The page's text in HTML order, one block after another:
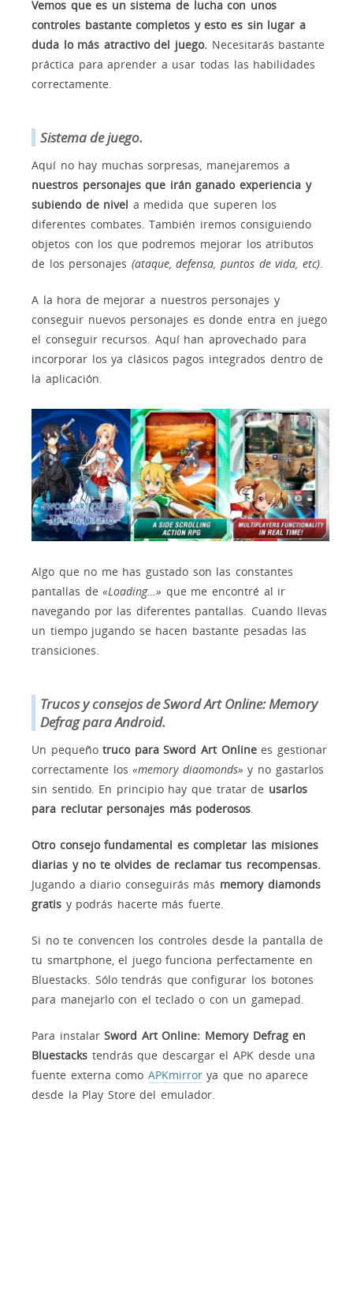
Vemos que es un sistema de lucha con unos
controles bastante completos y esto es sin lugar a
duda lo más atractivo del juego. Necesitarás bastante
práctica para aprender a usar todas las habilidades
correctamente.
Sistema de juego.
Aquí no hay muchas sorpresas, manejaremos a
nuestros personajes que irán ganado experiencia y
subiendo de nivel a medida que superen los
diferentes combates. También iremos consiguiendo
objetos con los que podremos mejorar los atributos
de los personajes (ataque, defensa, puntos de vida, etc).
A la hora de mejorar a nuestros personajes y
conseguir nuevos personajes es donde entra en juego
el conseguir recursos. Aquí han aprovechado para
incorporar los ya clásicos pagos integrados dentro de
la aplicación.
Algo que no me has gustado son las constantes
pantallas de«Loading…» que me encontré al ir
navegando por las diferentes pantallas. Cuando llevas
un tiempo jugando se hacen bastante pesadas las
transiciones.
Trucos y consejos de Sword Art Online: Memory
Defrag para Android.
Un pequeñotruco para Sword Art Onlinees gestionar
correctamente los«memory diaomonds» y no gastarlos
sin sentido. En principio hay que tratar de usarlos
para reclutar personajes más poderosos
Otro consejo fundamental es completar las misiones
diarias y no te olvides de reclamar tus recompensas.
Jugando a diario conseguirás más memory diamonds
gratis y podrás hacerte más fuerte.
Si no te convencen los controles desde la pantalla de
tu smartphone, el juego funciona perfectamente en
Bluestacks. Sólo tendrás que configurar los botones
para manejarlo con el teclado o con un gamepad.
Para instalarSword Art Online: Memory Defrag en
Bluestacks tendrás que descargar el APK desde una
fuente externa como APKmirrorya que no aparece
desde la Play Store del emulador.